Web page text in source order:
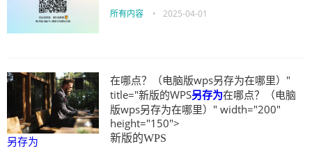
所有内容 • 2025-04-01
另存为
在哪点？（电脑版wps另存为在哪里）"
title="新版的WPS另存为在哪点？（电脑
版wps另存为在哪里）" width="200"
height="150">
新版的WPS